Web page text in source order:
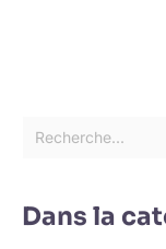
Dans la